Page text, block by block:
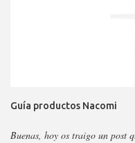
Guía productos Nacomi
Buenas, hoy os traigo un post